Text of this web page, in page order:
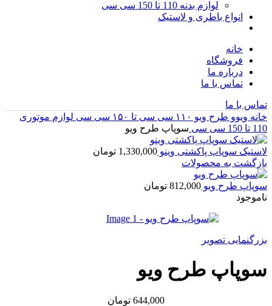
لوازم بدنه 110 تا 150 سی سی
انواع باطری و لاستیک
خانه
فروشگاه
درباره ما
تماس با ما
تماس با ما
خانه ویوو طرح ویو ۱۱۰ سی سی تا ۱۵۰ سی سی
لوازم موتوری
110 تا 150 سی سی
سوپاپ طرح ویو
لاستیک سوپاپ پاکشتی وینو 1,330,000 تومان
بازگشت به محصولات
سوپاپ طرح ویو 812,000 تومان
ناموجود
بزرگنمایی تصویر
سوپاپ طرح ویو
644,000 تومان